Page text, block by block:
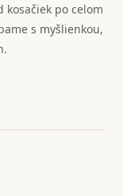
kosačiek po celom
s myšlienkou,